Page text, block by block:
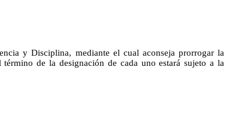
y Disciplina, mediante el cual aconseja prorrogar la
de la designación de cada uno estará sujeto a la